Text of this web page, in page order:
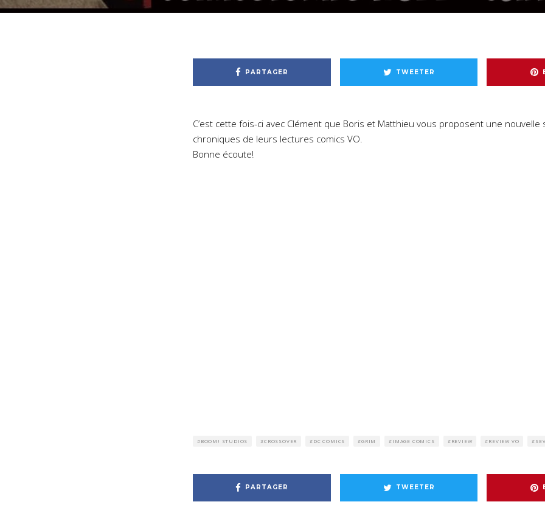
PARTAGER TWEETER
C’est cette fois-ci avec Clément que Boris et Matthieu vous proposent une nouvelle
chroniques de leurs lectures comics VO.
Bonne écoute!
BOOM! STUDIOS CROSSOVER DC COMICS GRIM IMAGE COMICS REVIEW REVIEW VO
PARTAGER TWEETER